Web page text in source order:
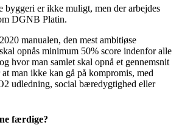
er ikke muligt, men der arbejdes
DGNB Platin.
manualen, den mest ambitiøse
opnås minimum 50% score indenfor alle
hvor man samlet skal opnå et gennemsnit
man ikke kan gå på kompromis, med
udledning, social bæredygtighed eller
færdige?